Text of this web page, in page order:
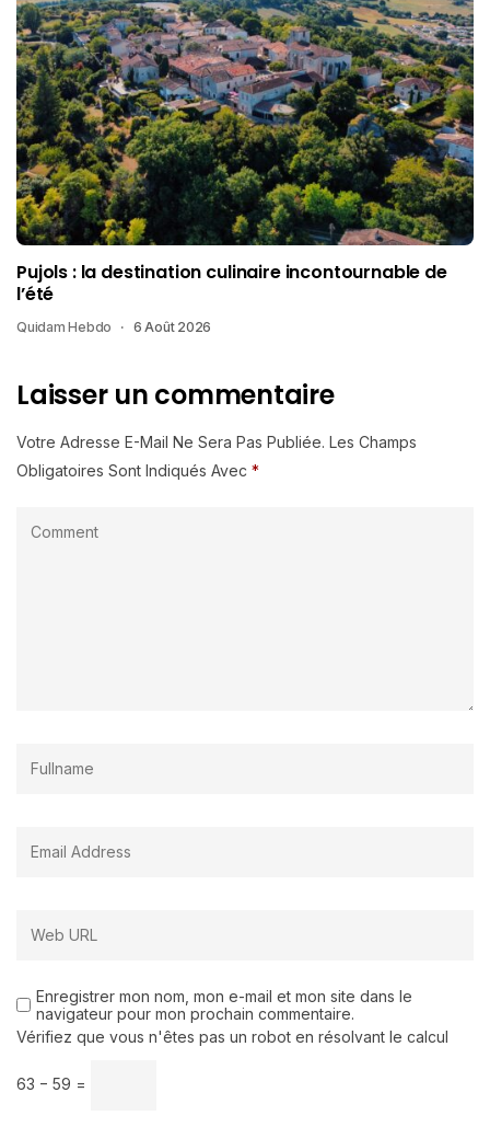
Pujols : la destination culinaire incontournable de
l’été
Quidam Hebdo 6 Août 2026
Laisser un commentaire
Votre Adresse E-Mail Ne Sera Pas Publiée. Les Champs
Obligatoires Sont Indiqués Avec *
Enregistrer mon nom, mon e-mail et mon site dans le
navigateur pour mon prochain commentaire.
Vérifiez que vous n'êtes pas un robot en résolvant le calcul
63 − 59 =